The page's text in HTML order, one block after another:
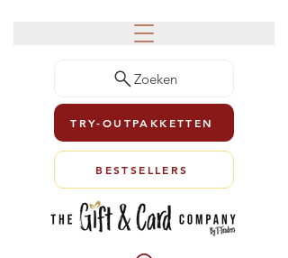
Zoeken
TRY-OUTPAKKETTEN
BESTSELLERS